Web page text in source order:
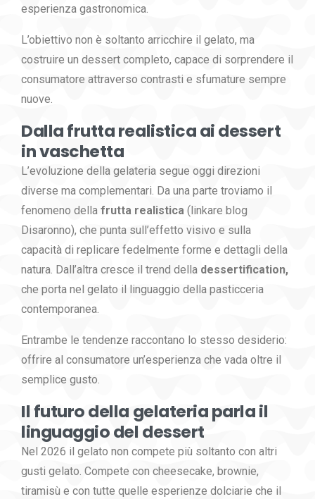
esperienza gastronomica.
L’obiettivo non è soltanto arricchire il gelato, ma
costruire un dessert completo, capace di sorprendere il
consumatore attraverso contrasti e sfumature sempre
nuove.
Dalla frutta realistica ai dessert
in vaschetta
L’evoluzione della gelateria segue oggi direzioni
diverse ma complementari. Da una parte troviamo il
fenomeno della frutta realistica (linkare blog
Disaronno), che punta sull’effetto visivo e sulla
capacità di replicare fedelmente forme e dettagli della
natura. Dall’altra cresce il trend della dessertification,
che porta nel gelato il linguaggio della pasticceria
contemporanea.
Entrambe le tendenze raccontano lo stesso desiderio:
offrire al consumatore un’esperienza che vada oltre il
semplice gusto.
Il futuro della gelateria parla il
linguaggio del dessert
Nel 2026 il gelato non compete più soltanto con altri
gusti gelato. Compete con cheesecake, brownie,
tiramisù e con tutte quelle esperienze dolciarie che il